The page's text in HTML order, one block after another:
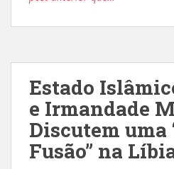
Estado
e Irmandade
Discutem uma
Fusão” na